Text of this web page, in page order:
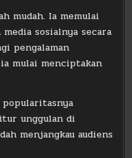
mudah. Ia memulai
sosialnya secara
pengalaman
mulai menciptakan
popularitasnya
unggulan di
menjangkau audiens